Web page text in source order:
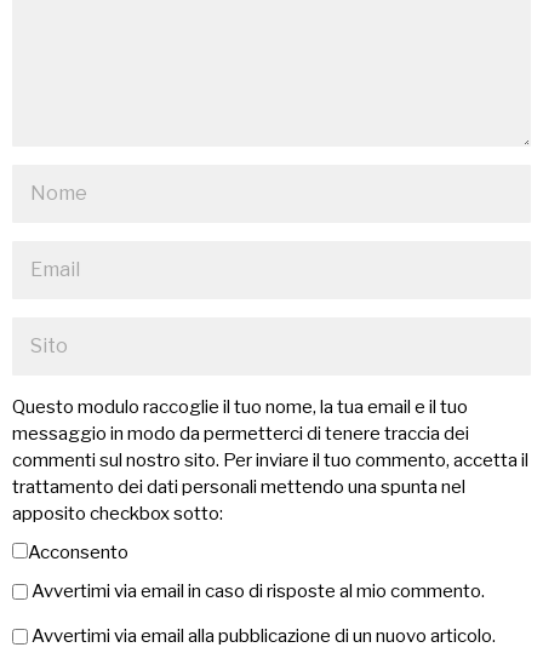
Questo modulo raccoglie il tuo nome, la tua email e il tuo
messaggio in modo da permetterci di tenere traccia dei
commenti sul nostro sito. Per inviare il tuo commento, accetta il
trattamento dei dati personali mettendo una spunta nel
apposito checkbox sotto:
Acconsento
Avvertimi via email in caso di risposte al mio commento.
Avvertimi via email alla pubblicazione di un nuovo articolo.